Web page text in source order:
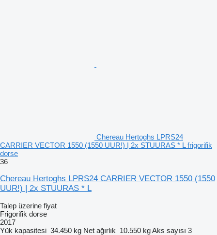
Chereau Hertoghs LPRS24
CARRIER VECTOR 1550 (1550 UUR!) | 2x STUURAS * L frigorifik
dorse
36
Chereau Hertoghs LPRS24 CARRIER VECTOR 1550 (1550
UUR!) | 2x STUURAS * L
Talep üzerine fiyat
Frigorifik dorse
2017
Yük kapasitesi 34.450 kg Net ağırlık 10.550 kgAks sayısı 3